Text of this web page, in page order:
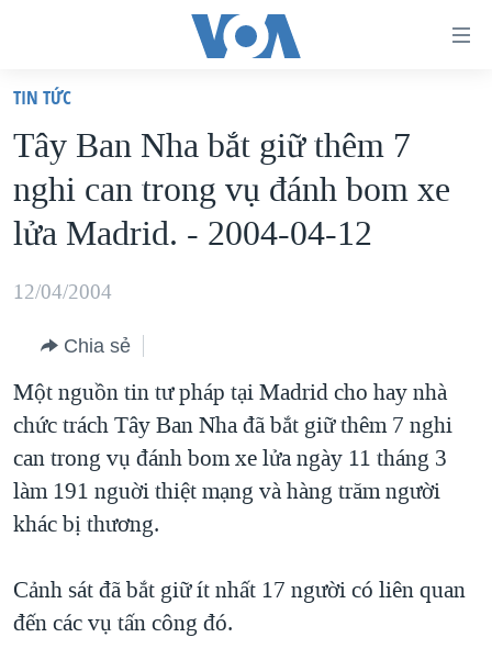
truy
cập
Tới
nội
chính
hướng
chính
Đi
tới
"Tìm"
VIỆT NAM
HOA KỲ
BIỂN ĐÔNG
THẾ GIỚI
DIỄN ĐÀN
MỤC
TỰ DO BÁO CHÍ
VẠCH TRẦN TIN GIẢ
NGƯỜI VIỆT HẢI NGOẠI
KINH TẾ
KHOA HỌC
CHUYÊN ĐỀ
CHIẾN TRANH THƯƠNG MẠI CỦA MỸ: QUÁ KHỨ VÀ HIỆN
TẠI
HÀNH TRÌNH BẦU CỬ 2024
MỘT NĂM CHIẾN TRANH TẠI DẢI GAZA
GIẢI MÃ VÀNH ĐAI & CON ĐƯỜNG
HỌC TIẾNG ANH
VIDEO
MẠNG XÃ HỘI
TIN TỨC
Tây Ban Nha bắt giữ thêm 7
nghi can trong vụ đánh bom xe
lửa Madrid. - 2004-04-12
12/04/2004
Chia sẻ
Một nguồn tin tư pháp tại Madrid cho hay nhà
chức trách Tây Ban Nha đã bắt giữ thêm 7 nghi
can trong vụ đánh bom xe lửa ngày 11 tháng 3
làm 191 nguời thiệt mạng và hàng trăm người
khác bị thương.
Cảnh sát đã bắt giữ ít nhất 17 người có liên quan
đến các vụ tấn công đó.